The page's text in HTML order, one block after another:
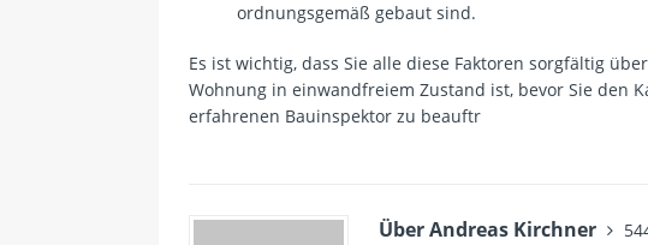
ordnungsgemäß gebaut sind.
Es ist wichtig, dass Sie alle diese Faktoren sorgfältig
Wohnung in einwandfreiem Zustand ist, bevor Sie den
erfahrenen Bauinspektor zu beauftr
Über Andreas Kirchner